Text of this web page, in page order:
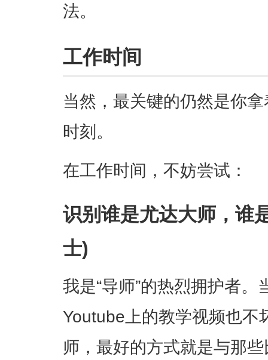
法。
工作时间
当然，最关键的仍然是你
时刻。
在工作时间，不妨尝试：
识别谁是尤达大师，谁
士)
我是“导师”的热烈拥护者
Youtube上的教学视频也不
师，最好的方式就是与那